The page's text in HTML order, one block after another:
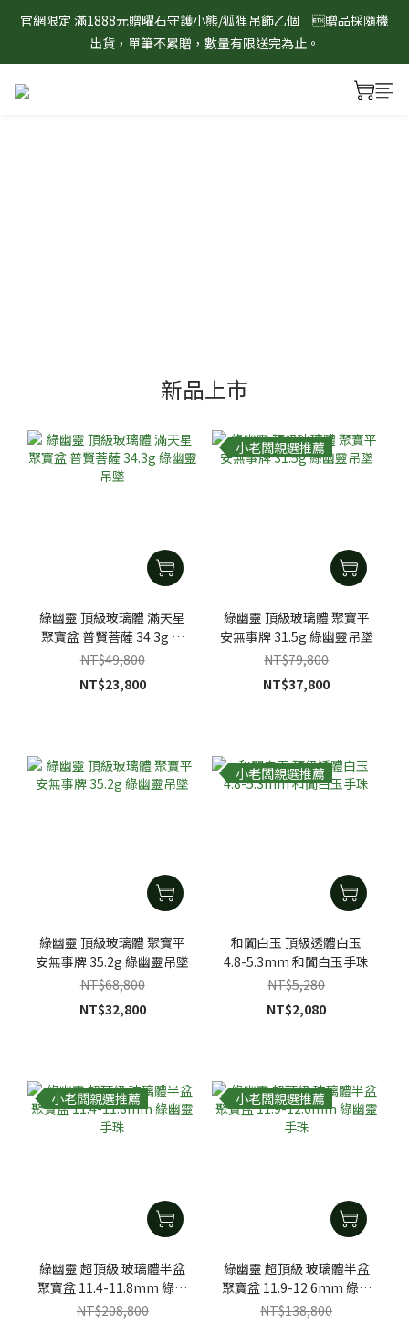
8/1-8/31 淨心護運 全館8折起 記得將商品加入購物車查看最終折
扣金額！
官網限定 滿1888元贈曜石守護小熊/狐狸吊飾乙個　贈品採隨機
出貨，單筆不累贈，數量有限送完為止。
新品上市
綠幽靈 頂級玻璃體 滿天星
聚寶盆 普賢菩薩 34.3g 綠
幽靈吊墜
NT$49,800
NT$23,800
小老闆親選推薦
綠幽靈 頂級玻璃體 聚寶平
安無事牌 31.5g 綠幽靈吊墜
NT$79,800
NT$37,800
綠幽靈 頂級玻璃體 聚寶平
安無事牌 35.2g 綠幽靈吊墜
NT$68,800
NT$32,800
小老闆親選推薦
和闐白玉 頂級透體白玉
4.8-5.3mm 和闐白玉手珠
NT$5,280
NT$2,080
小老闆親選推薦
綠幽靈 超頂級 玻璃體半盆
聚寶盆 11.4-11.8mm 綠幽
靈手珠
NT$208,800
小老闆親選推薦
綠幽靈 超頂級 玻璃體半盆
聚寶盆 11.9-12.6mm 綠幽
靈手珠
NT$138,800